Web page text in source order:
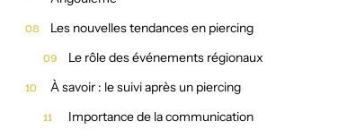
Les nouvelles tendances en piercing
Le rôle des événements régionaux
À savoir : le suivi après un piercing
Importance de la communication